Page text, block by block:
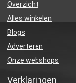
Overzicht
Alles winkelen
Blogs
Adverteren
Onze webshops
Verklaringen